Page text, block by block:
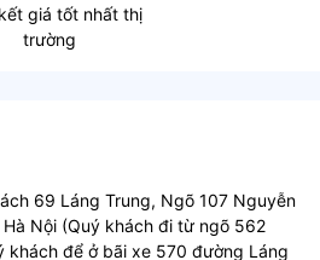
giá tốt nhất thị
trường
69 Láng Trung, Ngõ 107 Nguyễn
Nội (Quý khách đi từ ngõ 562
khách để ở bãi xe 570 đường Láng